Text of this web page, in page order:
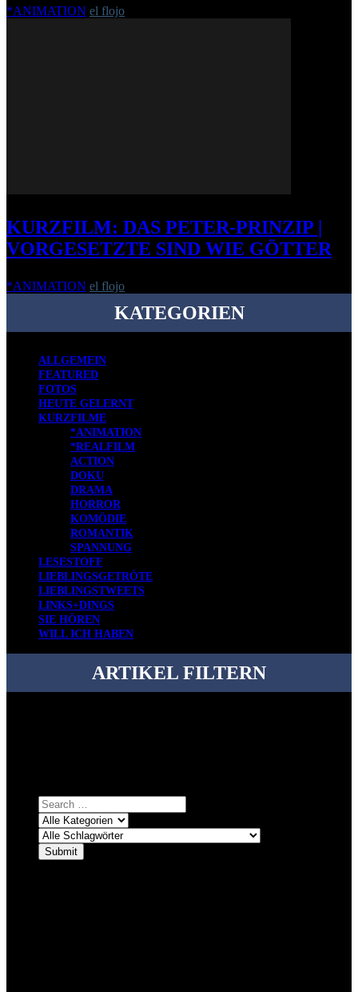
*ANIMATION el flojo
KURZFILM: DAS PETER-PRINZIP |
VORGESETZTE SIND WIE GÖTTER
*ANIMATION el flojo
KATEGORIEN
ALLGEMEIN
FEATURED
FOTOS
HEUTE GELERNT
KURZFILME
*ANIMATION
*REALFILM
ACTION
DOKU
DRAMA
HORROR
KOMÖDIE
ROMANTIK
SPANNUNG
LESESTOFF
LIEBLINGSGETRÖTE
LIEBLINGSTWEETS
LINKS+DINGS
SIE HÖREN
WILL ICH HABEN
ARTIKEL FILTERN